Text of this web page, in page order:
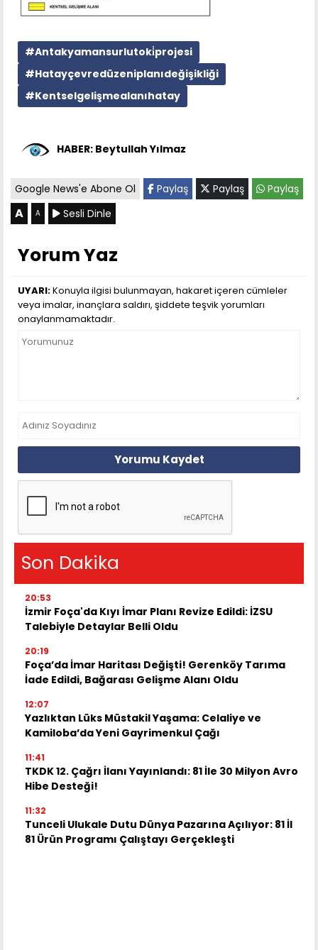
#Antakyamansurlutoki̇projesi
#Hatayçevredüzeniplanıdeğişikliği
#Kentselgelişmealanıhatay
HABER: Beytullah Yılmaz
Google News'e Abone Ol Paylaş Paylaş Paylaş
A A Sesli Dinle
Yorum Yaz
UYARI:Konuyla ilgisi bulunmayan, hakaret içeren cümleler
veya imalar, inançlara saldırı, şiddete teşvik yorumları
onaylanmamaktadır.
Yorumu Kaydet
Son Dakika
20:53
İzmir Foça'da Kıyı İmar Planı Revize Edildi: İZSU
Talebiyle Detaylar Belli Oldu
20:19
Foça’da İmar Haritası Değişti! Gerenköy Tarıma
İade Edildi, Bağarası Gelişme Alanı Oldu
12:07
Yazlıktan Lüks Müstakil Yaşama: Celaliye ve
Kamiloba’da Yeni Gayrimenkul Çağı
11:41
TKDK 12. Çağrı İlanı Yayınlandı: 81 İle 30 Milyon Avro
Hibe Desteği!
11:32
Tunceli Ulukale Dutu Dünya Pazarına Açılıyor: 81 İl
81 Ürün Programı Çalıştayı Gerçekleşti